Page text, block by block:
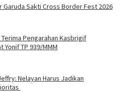
Garuda Sakti Cross Border Fest 2026
Pengarahan Kasbrigif
TP 939/MMM
Nelayan Harus Jadikan